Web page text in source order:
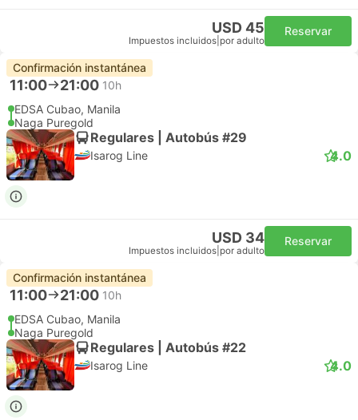
USD 45
Impuestos incluidos por adulto
Reservar
Confirmación instantánea
11:00 21:00 10h
EDSA Cubao, Manila
Naga Puregold
Regulares | Autobús #29
Isarog Line 4.0
USD 34
Impuestos incluidos por adulto
Reservar
Confirmación instantánea
11:00 21:00 10h
EDSA Cubao, Manila
Naga Puregold
Regulares | Autobús #22
Isarog Line 4.0